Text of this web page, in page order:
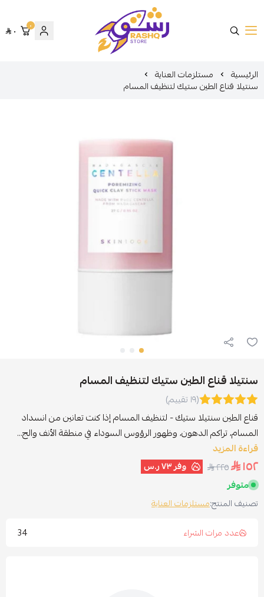
متجر رشق
٠ ٠
الرئيسية مستلزمات العناية
سنتيلا قناع الطين ستيك لتنظيف المسام
سنتيلا قناع الطين ستيك لتنظيف المسام
(١٩ تقييم)
قناع الطين سنتيلا ستيك - لتنظيف المسام إذا كنت تعانين من انسداد
المسام، تراكم الدهون، وظهور الرؤوس السوداء في منطقة الأنف والج...
قراءة المزيد
١٥٢ ٢٢٥ وفر٧٣ ر.س
متوفر
تصنيف المنتج:مستلزمات العناية
عدد مرات الشراء
34